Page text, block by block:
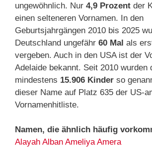
ungewöhnlich. Nur 4,9 Prozent der
einen selteneren Vornamen. In den
Geburtsjahrgängen 2010 bis 2025
Deutschland ungefähr 60 Mal als
vergeben. Auch in den USA ist der
Adelaide bekannt. Seit 2010 wurden
mindestens 15.906 Kinder so
dieser Name auf Platz 635 der US-
Vornamenhitliste.
Namen, die ähnlich häufig
Alayah Alban Ameliya Amera